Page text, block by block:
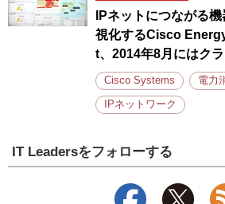
IPネットにつながる
視化するCisco
t、2014年8月にはク
Cisco Systems 電力
IPネットワーク
IT Leadersをフォローする